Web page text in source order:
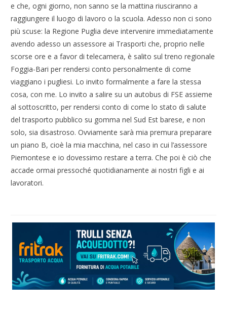
e che, ogni giorno, non sanno se la mattina riusciranno a
raggiungere il luogo di lavoro o la scuola. Adesso non ci sono
più scuse: la Regione Puglia deve intervenire immediatamente
avendo adesso un assessore ai Trasporti che, proprio nelle
scorse ore e a favor di telecamera, è salito sul treno regionale
Foggia-Bari per rendersi conto personalmente di come
viaggiano i pugliesi. Lo invito formalmente a fare la stessa
cosa, con me. Lo invito a salire su un autobus di FSE assieme
al sottoscritto, per rendersi conto di come lo stato di salute
del trasporto pubblico su gomma nel Sud Est barese, e non
solo, sia disastroso. Ovviamente sarà mia premura preparare
un piano B, cioè la mia macchina, nel caso in cui l’assessore
Piemontese e io dovessimo restare a terra. Che poi è ciò che
accade ormai pressoché quotidianamente ai nostri figli e ai
lavoratori.